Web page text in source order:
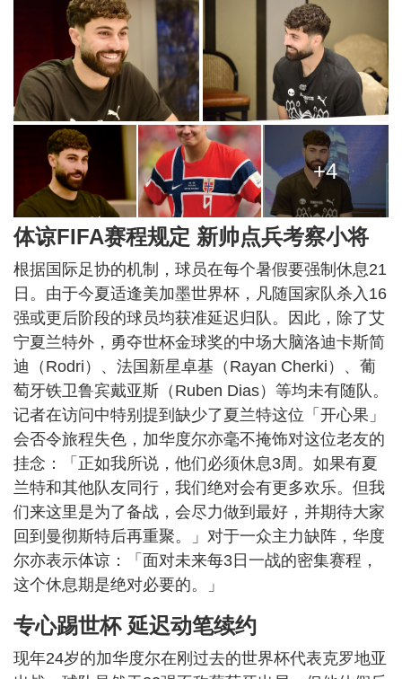
+4
体谅FIFA赛程规定 新帅点兵考察小将
根据国际足协的机制，球员在每个暑假要强制休息21
日。由于今夏适逢美加墨世界杯，凡随国家队杀入16
强或更后阶段的球员均获准延迟归队。因此，除了艾
宁夏兰特外，勇夺世杯金球奖的中场大脑洛迪卡斯简
迪（Rodri）、法国新星卓基（Rayan Cherki）、葡
萄牙铁卫鲁宾戴亚斯（Ruben Dias）等均未有随队。
记者在访问中特别提到缺少了夏兰特这位「开心果」
会否令旅程失色，加华度尔亦毫不掩饰对这位老友的
挂念：「正如我所说，他们必须休息3周。如果有夏
兰特和其他队友同行，我们绝对会有更多欢乐。但我
们来这里是为了备战，会尽力做到最好，并期待大家
回到曼彻斯特后再重聚。」对于一众主力缺阵，华度
尔亦表示体谅：「面对未来每3日一战的密集赛程，
这个休息期是绝对必要的。」
专心踢世杯 延迟动笔续约
现年24岁的加华度尔在刚过去的世界杯代表克罗地亚